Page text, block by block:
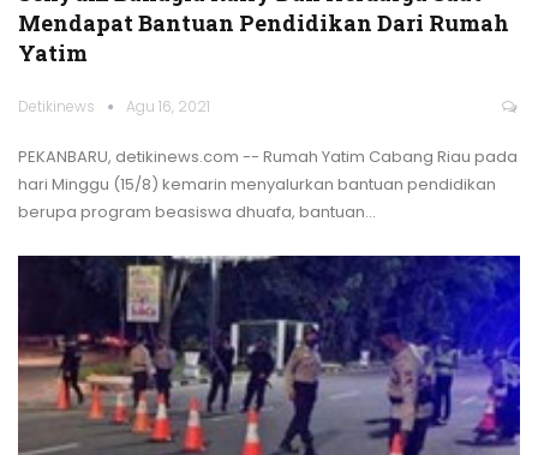
Mendapat Bantuan Pendidikan Dari Rumah
Yatim
Detikinews Agu 16, 2021
PEKANBARU, detikinews.com -- Rumah Yatim Cabang Riau pada
hari Minggu (15/8) kemarin menyalurkan bantuan pendidikan
berupa program beasiswa dhuafa, bantuan…